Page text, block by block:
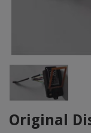
Original